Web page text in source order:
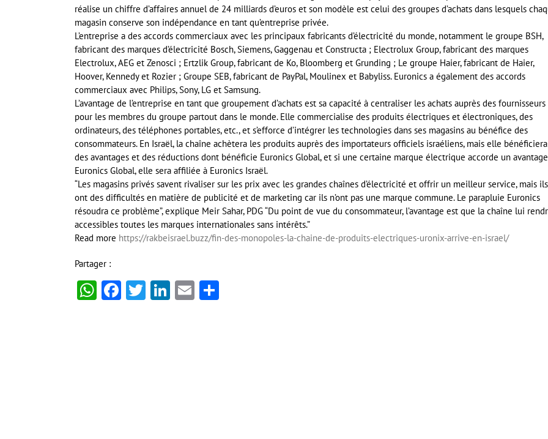
réalise un chiffre d’affaires annuel de 24 milliards d’euros et son modèle est celui des groupes d’achats dans lesquels
magasin conserve son indépendance en tant qu’entreprise privée.
L’entreprise a des accords commerciaux avec les principaux fabricants d’électricité du monde, notamment le groupe BSH,
fabricant des marques d’électricité Bosch, Siemens, Gaggenau et Constructa ; Electrolux Group, fabricant des marques
Electrolux, AEG et Zenosci ; Ertzlik Group, fabricant de Ko, Bloomberg et Grunding ; Le groupe Haier, fabricant de Haier,
Hoover, Kennedy et Rozier ; Groupe SEB, fabricant de PayPal, Moulinex et Babyliss. Euronics a également des accords
commerciaux avec Philips, Sony, LG et Samsung.
L’avantage de l’entreprise en tant que groupement d’achats est sa capacité à centraliser les achats auprès des fournisseurs
pour les membres du groupe partout dans le monde. Elle commercialise des produits électriques et électroniques, des
ordinateurs, des téléphones portables, etc., et s’efforce d’intégrer les technologies dans ses magasins au bénéfice des
consommateurs. En Israël, la chaîne achètera les produits auprès des importateurs officiels israéliens, mais elle bénéficiera
des avantages et des réductions dont bénéficie Euronics Global, et si une certaine marque électrique accorde un
Euronics Global, elle sera affiliée à Euronics Israël.
“Les magasins privés savent rivaliser sur les prix avec les grandes chaînes d’électricité et offrir un meilleur service, mais ils
ont des difficultés en matière de publicité et de marketing car ils n’ont pas une marque commune. Le parapluie Euronics
résoudra ce problème”, explique Meir Sahar, PDG “Du point de vue du consommateur, l’avantage est que la chaîne lui
accessibles toutes les marques internationales sans intérêts.”
Read more https://rakbeisrael.buzz/fin-des-monopoles-la-chaine-de-produits-electriques-uronix-arrive-en-israel/
Partager :
WhatsApp
Facebook
Twitter
LinkedIn
Email